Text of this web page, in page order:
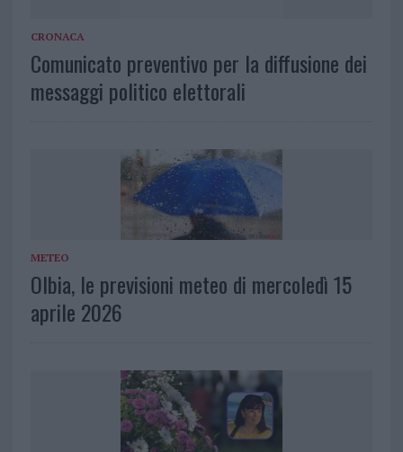
CRONACA
Comunicato preventivo per la diffusione dei
messaggi politico elettorali
METEO
Olbia, le previsioni meteo di mercoledì 15
aprile 2026